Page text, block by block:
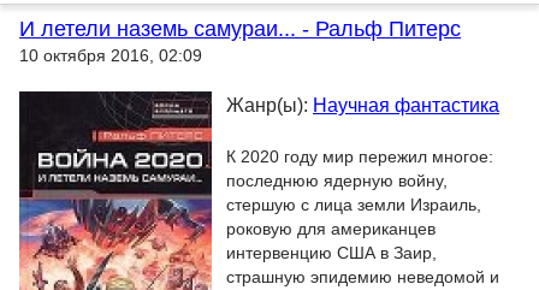
И летели наземь самураи... - Ральф Питерс
10 октября 2016, 02:09
Жанр(ы): Научная фантастика
К 2020 году мир пережил многое:
последнюю ядерную войну,
стершую с лица земли Израиль,
роковую для американцев
интервенцию США в Заир,
страшную эпидемию неведомой и